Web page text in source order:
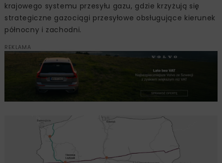
krajowego systemu przesyłu gazu, gdzie krzyżują się
strategiczne gazociągi przesyłowe obsługujące kierunek
północny i zachodni.
REKLAMA